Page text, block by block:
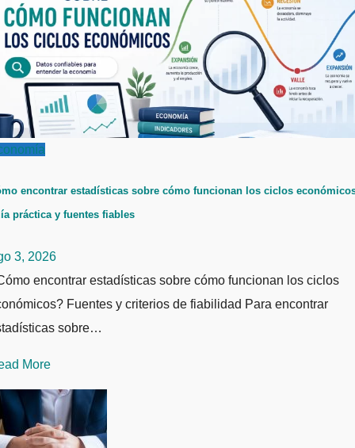
encontrar estadísticas sobre cómo funcionan los ciclos
práctica y fuentes fiables
3, 2026
encontrar estadísticas sobre cómo funcionan los ciclos
Fuentes y criterios de fiabilidad Para encontrar
sobre…
More